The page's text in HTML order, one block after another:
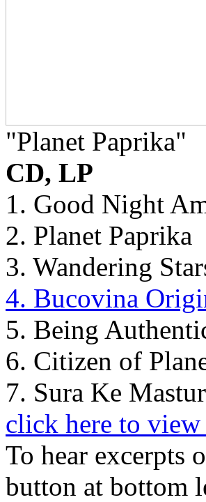
"Planet Paprika"
CD, LP
1. Good Night
2. Planet Paprika
3. Wandering
4. Bucovina
5. Being
6. Citizen of
7. Sura Ke
click here to
To hear excerpts
button at bottom